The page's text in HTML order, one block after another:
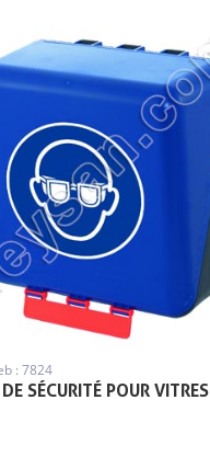
SÉCURITÉ POUR VITRES
: 7824